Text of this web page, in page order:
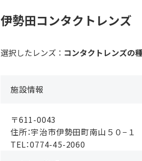
伊勢田コンタクトレンズ
選択したレンズ ： コンタクトレンズの
施設情報
〒611-0043
住所：宇治市伊勢田町南山５０−
TEL：0774-45-2060